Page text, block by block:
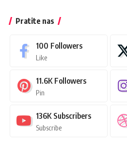
Pratite nas
100 Followers
Like
11.6K Followers
Pin
136K Subscribers
Subscribe